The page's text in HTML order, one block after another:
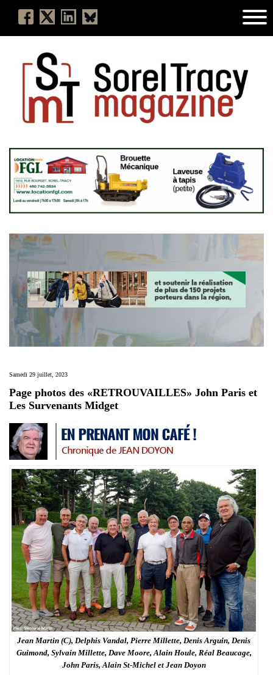
Samedi 29 juillet, 2023
Page photos des «RETROUVAILLES» John Paris et
Les Survenants Midget
Jean Martin (C), Delphis Vandal, Pierre Millette, Denis Arguin, Denis
Guimond, Sylvain Millette, Dave Moore, Alain Houle, Réal Beaucage,
John Paris, Alain St-Michel et Jean Doyon